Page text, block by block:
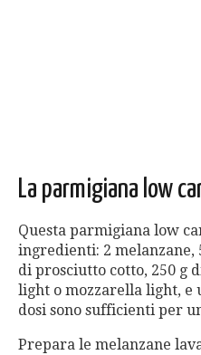
La parmigiana low
Questa parmigiana low
ingredienti: 2 melanzane,
di prosciutto cotto, 250 g
light o mozzarella light, e
dosi sono sufficienti per
Prepara le melanzane